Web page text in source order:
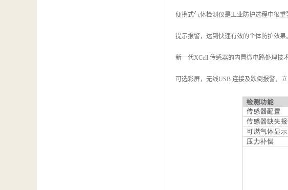
便携式气体检测仪是工业防护过程中很
提示报警，达到快速有效的个体防护效果。
新一代XCell 传感器的内置微电路处理技
可选彩屏，无线USB 连接及跌倒报警，立